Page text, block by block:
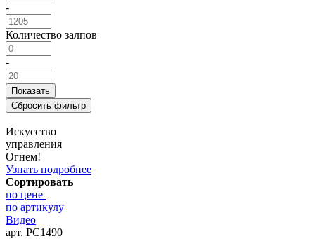
-
Количество залпов
-
Искусство
управления
Огнем!
Узнать подробнее
Сортировать
по цене
по артикулу
Видео
арт. РС1490